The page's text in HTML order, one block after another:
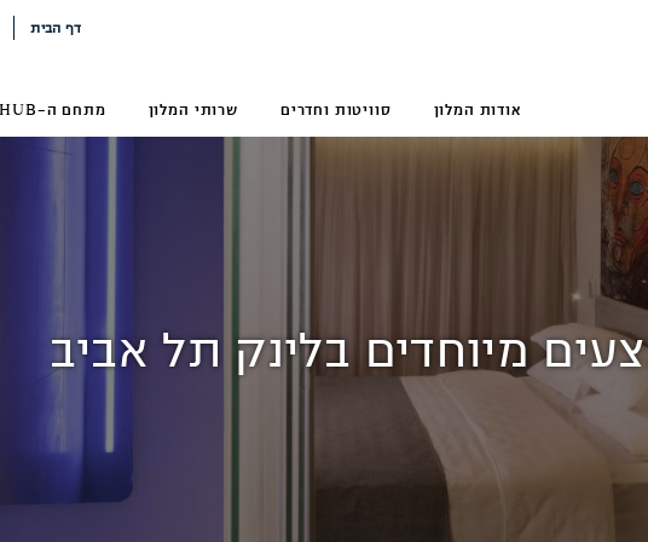
דף הבית
אודות המלון סוויטות וחדרים שרותי המלון מתחם ה-HUB
מיוחדים בלינק תל אביב